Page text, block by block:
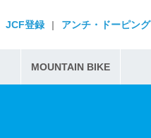
JCF登録 | アンチ・ドーピング
MOUNTAIN BIKE